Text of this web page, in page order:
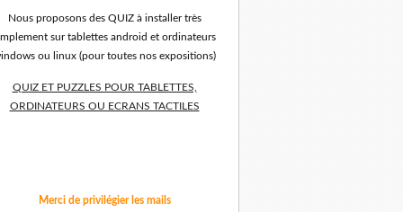
Nous proposons des QUIZ à installer très
sur tablettes android et ordinateurs
ou linux (pour toutes nos expositions)
QUIZ ET PUZZLES POUR TABLETTES,
ORDINATEURS OU ECRANS TACTILES
Merci de privilégier les mails